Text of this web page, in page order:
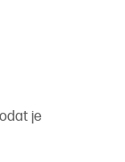
je